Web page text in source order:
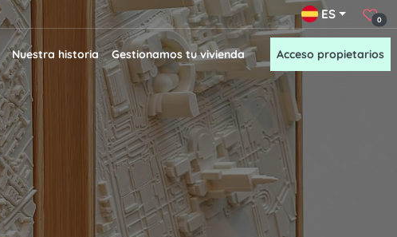
ES 0
Nuestra historia Gestionamos tu vivienda Acceso propietarios